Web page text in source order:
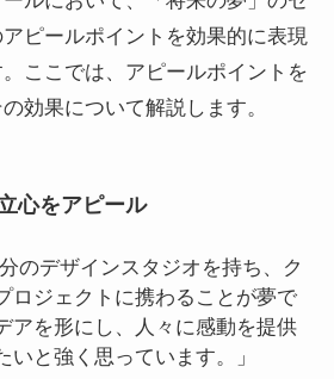
ピールポイントを効果的に表現
ここでは、アピールポイントを
効果について解説します。
心をアピール
のデザインスタジオを持ち、ク
ロジェクトに携わることが夢で
アを形にし、人々に感動を提供
いと強く思っています。」